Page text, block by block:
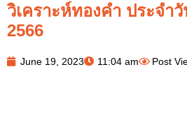
วิเคราะห์ทองคำ ประจำ
2566
June 19, 2023 11:04 am Post